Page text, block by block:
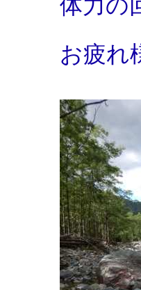
体力の
お疲れ